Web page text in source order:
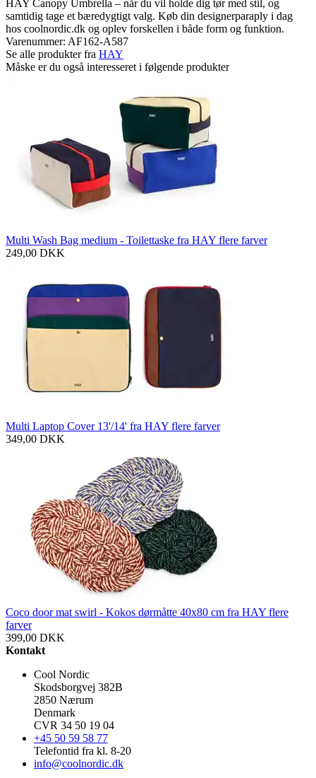
HAY Canopy Umbrella – når du vil holde dig tør med stil, og
samtidig tage et bæredygtigt valg. Køb din designerparaply i dag
hos coolnordic.dk og oplev forskellen i både form og funktion.
Varenummer: AF162-A587
Se alle produkter fra HAY
Måske er du også interesseret i følgende produkter
Multi Wash Bag medium - Toilettaske fra HAY flere farver
249,00 DKK
Multi Laptop Cover 13'/14' fra HAY flere farver
349,00 DKK
Coco door mat swirl - Kokos dørmåtte 40x80 cm fra HAY flere
farver
399,00 DKK
Kontakt
Cool Nordic
Skodsborgvej 382B
2850 Nærum
Denmark
CVR 34 50 19 04
+45 50 59 58 77
Telefontid fra kl. 8-20
info@coolnordic.dk